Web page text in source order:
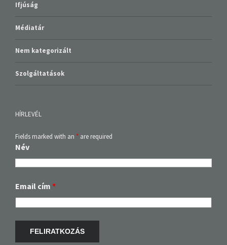
Ifjúság
Médiatár
Nem kategorizált
Szolgáltatások
HÍRLEVÉL
Fields marked with an * are required
Név
Email cím *